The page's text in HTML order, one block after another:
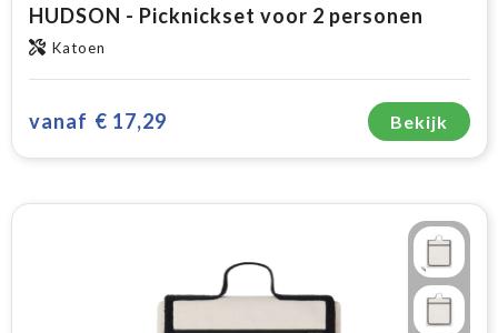
HUDSON - Picknickset voor 2 personen
Katoen
vanaf € 17,29 Bekijk